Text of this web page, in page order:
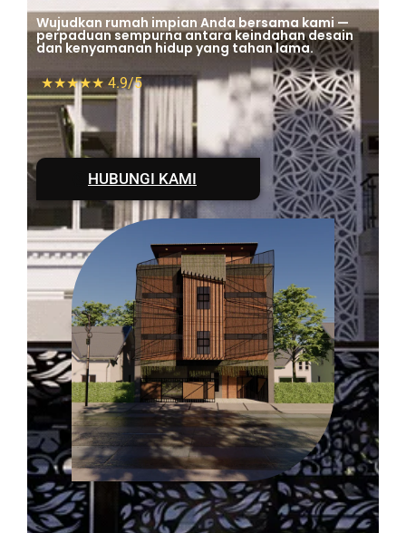
Wujudkan rumah impian Anda bersama kami —
perpaduan sempurna antara keindahan desain
dan kenyamanan hidup yang tahan lama.
★★★★★ 4.9/5
HUBUNGI KAMI